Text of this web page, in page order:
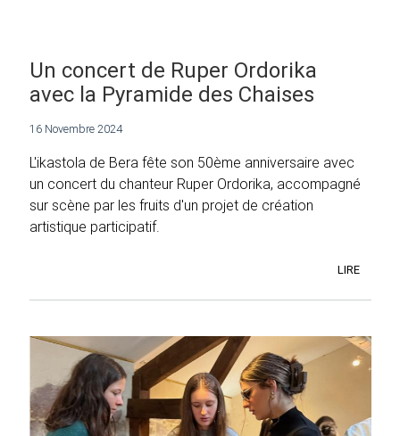
Un concert de Ruper Ordorika
avec la Pyramide des Chaises
16 Novembre 2024
L'ikastola de Bera fête son 50ème anniversaire avec
un concert du chanteur Ruper Ordorika, accompagné
sur scène par les fruits d'un projet de création
artistique participatif.
LIRE